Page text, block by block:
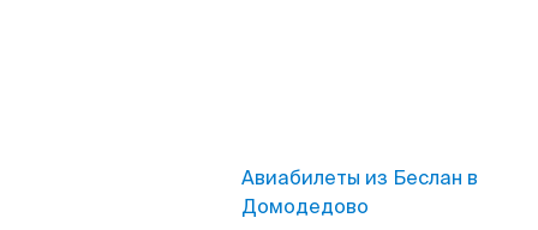
Авиабилеты из Беслан в
Домодедово